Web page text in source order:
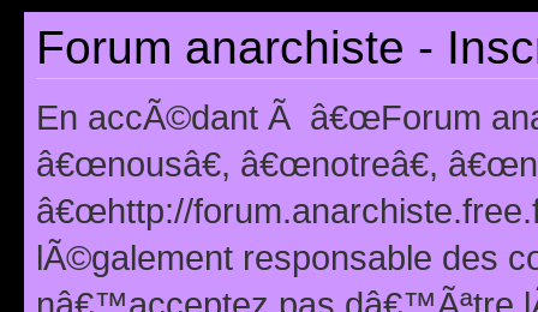
Forum anarchiste -
En accÃ©dant Ã â€œForum
â€œnousâ€, â€œnotreâ€,
â€œhttp://
lÃ©galement responsable des
nâ€™acceptez pas dâ€™Ãªtre